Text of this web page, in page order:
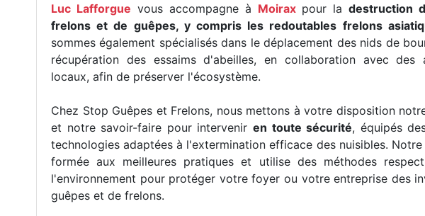
Luc Lafforgue vous accompagne à Moiraxpour ladestruction
frelons et de guêpes, y compris les redoutables frelons
sommes également spécialisés dans le déplacement des nids de
récupération des essaims d'abeilles, en collaboration avec des
locaux, afin de préserver l'écosystème.
Chez Stop Guêpes et Frelons, nous mettons à votre disposition
et notre savoir-faire pour intervenir en toute sécurité, équipés
technologies adaptées à l'extermination efficace des nuisibles. Notre
formée aux meilleures pratiques et utilise des méthodes
l'environnement pour protéger votre foyer ou votre entreprise des
guêpes et de frelons.